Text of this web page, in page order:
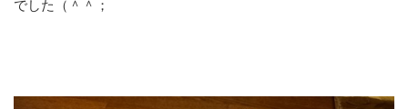
でした（＾＾；